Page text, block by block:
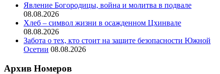
Явление Богородицы, война и молитва в подвале
08.08.2026
Хлеб – символ жизни в осажденном Цхинвале
08.08.2026
Забота о тех, кто стоит на защите безопасности Южной
Осетии 08.08.2026
Архив Номеров